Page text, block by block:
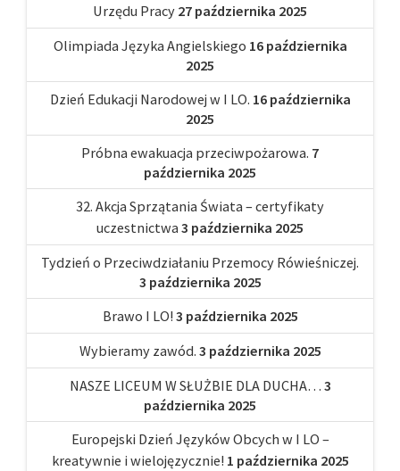
Urzędu Pracy 27 października 2025
Olimpiada Języka Angielskiego 16 października
2025
Dzień Edukacji Narodowej w I LO. 16 października
2025
Próbna ewakuacja przeciwpożarowa. 7
października 2025
32. Akcja Sprzątania Świata – certyfikaty
uczestnictwa 3 października 2025
Tydzień o Przeciwdziałaniu Przemocy Rówieśniczej.
3 października 2025
Brawo I LO! 3 października 2025
Wybieramy zawód. 3 października 2025
NASZE LICEUM W SŁUŻBIE DLA DUCHA… 3
października 2025
Europejski Dzień Języków Obcych w I LO –
kreatywnie i wielojęzycznie! 1 października 2025